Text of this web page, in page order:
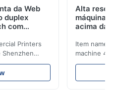
da Web
duplex
com
Printers
Shenzhen
high-tech
press plate
design, R&D,
Alta
máquina
acima da
Item name
machine 4-
max format
choose